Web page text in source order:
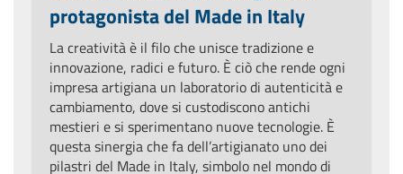
protagonista del Made in Italy
La creatività è il filo che unisce tradizione e
innovazione, radici e futuro. È ciò che rende ogni
impresa artigiana un laboratorio di autenticità e
cambiamento, dove si custodiscono antichi
mestieri e si sperimentano nuove tecnologie. È
questa sinergia che fa dell’artigianato uno dei
pilastri del Made in Italy, simbolo nel mondo di